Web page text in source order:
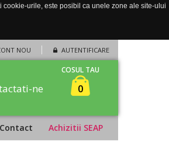
urile, este posibil ca unele zone ale site-ului
NOU AUTENTIFICARE
ne
COSUL TAU
0
Contact Achizitii SEAP